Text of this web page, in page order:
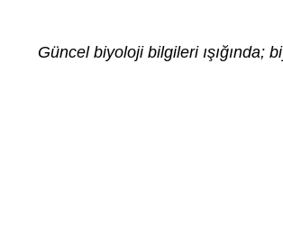
Güncel biyoloji bilgileri ışığında;